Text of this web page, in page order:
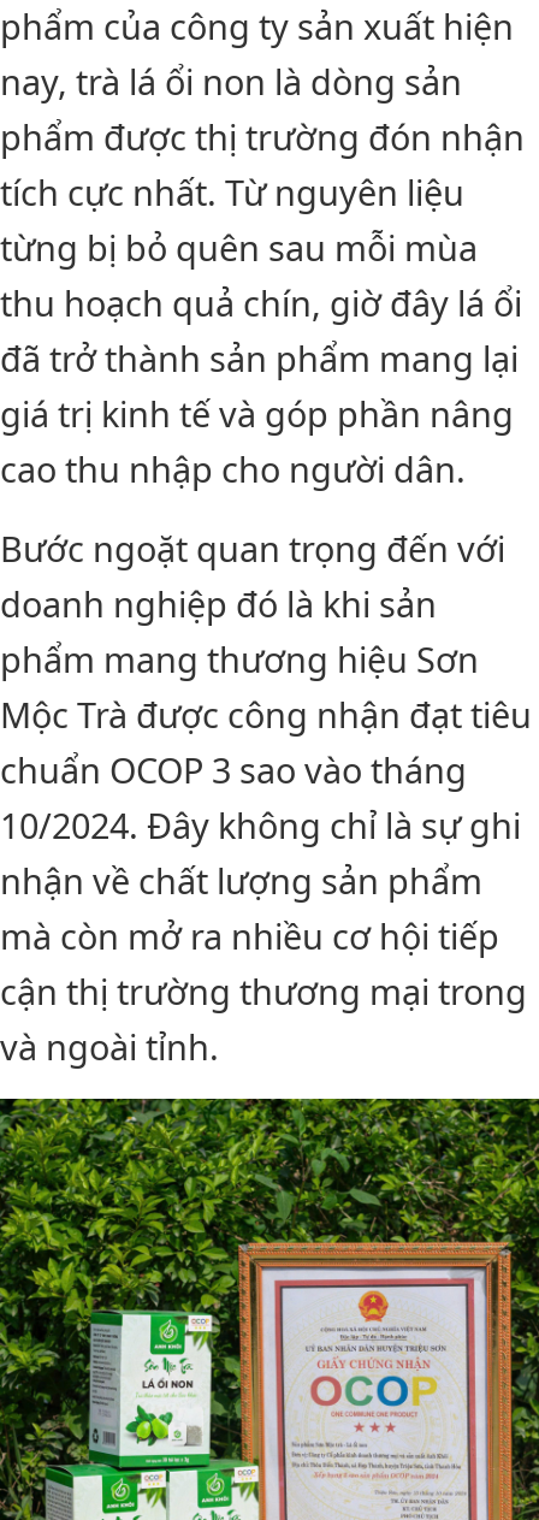
phẩm của công ty sản xuất hiện
nay, trà lá ổi non là dòng sản
phẩm được thị trường đón nhận
tích cực nhất. Từ nguyên liệu
từng bị bỏ quên sau mỗi mùa
thu hoạch quả chín, giờ đây lá ổi
đã trở thành sản phẩm mang lại
giá trị kinh tế và góp phần nâng
cao thu nhập cho người dân.
Bước ngoặt quan trọng đến với
doanh nghiệp đó là khi sản
phẩm mang thương hiệu Sơn
Mộc Trà được công nhận đạt tiêu
chuẩn OCOP 3 sao vào tháng
10/2024. Đây không chỉ là sự ghi
nhận về chất lượng sản phẩm
mà còn mở ra nhiều cơ hội tiếp
cận thị trường thương mại trong
và ngoài tỉnh.